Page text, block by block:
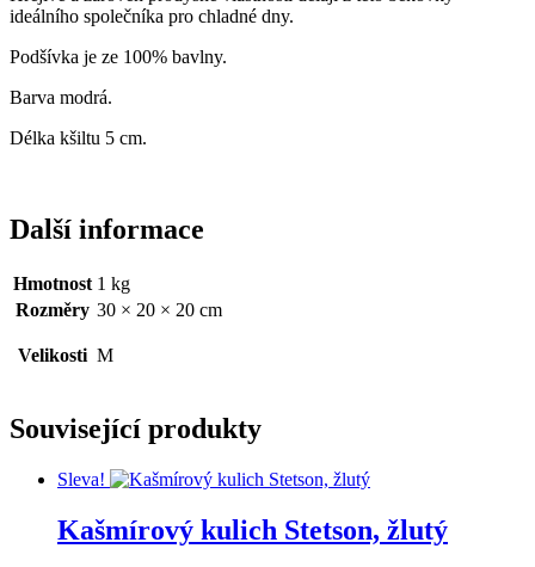
ideálního společníka pro chladné dny.
Podšívka je ze 100% bavlny.
Barva modrá.
Délka kšiltu 5 cm.
Další informace
Hmotnost 1 kg
Rozměry 30 × 20 × 20 cm
Velikosti M
Související produkty
Sleva!
Kašmírový kulich Stetson, žlutý